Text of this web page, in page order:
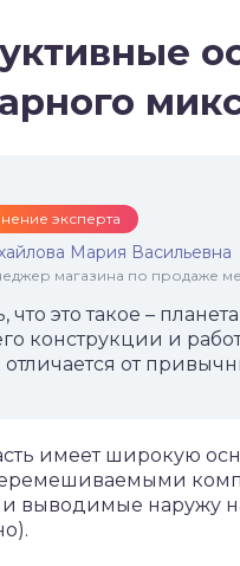
эксперта
Мария Васильевна
магазина по продаже
что это такое –
конструкции и
отличается от
имеет широкую
и выводимые наружу